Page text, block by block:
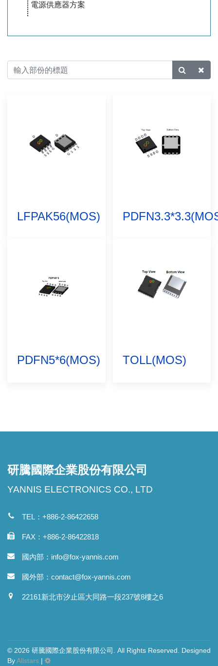
電源供應器方案
LFPAK56(MOS)
PDFN5*6(MOS) TOLL(MOS)
研騰國際企業股份有限公司
YANNIS ELECTRONICS CO., LTD
TEL：+886-2-86422658
FAX：+886-2-86422818
國內部： info@fox-yannis.com
國外部： contact@fox-yannis.com
22161新北市汐止區大同路一段237號8樓之6
© 2026 研騰國際企業股份有限公司. All Rights Reserved. Designed
ByAllstars |